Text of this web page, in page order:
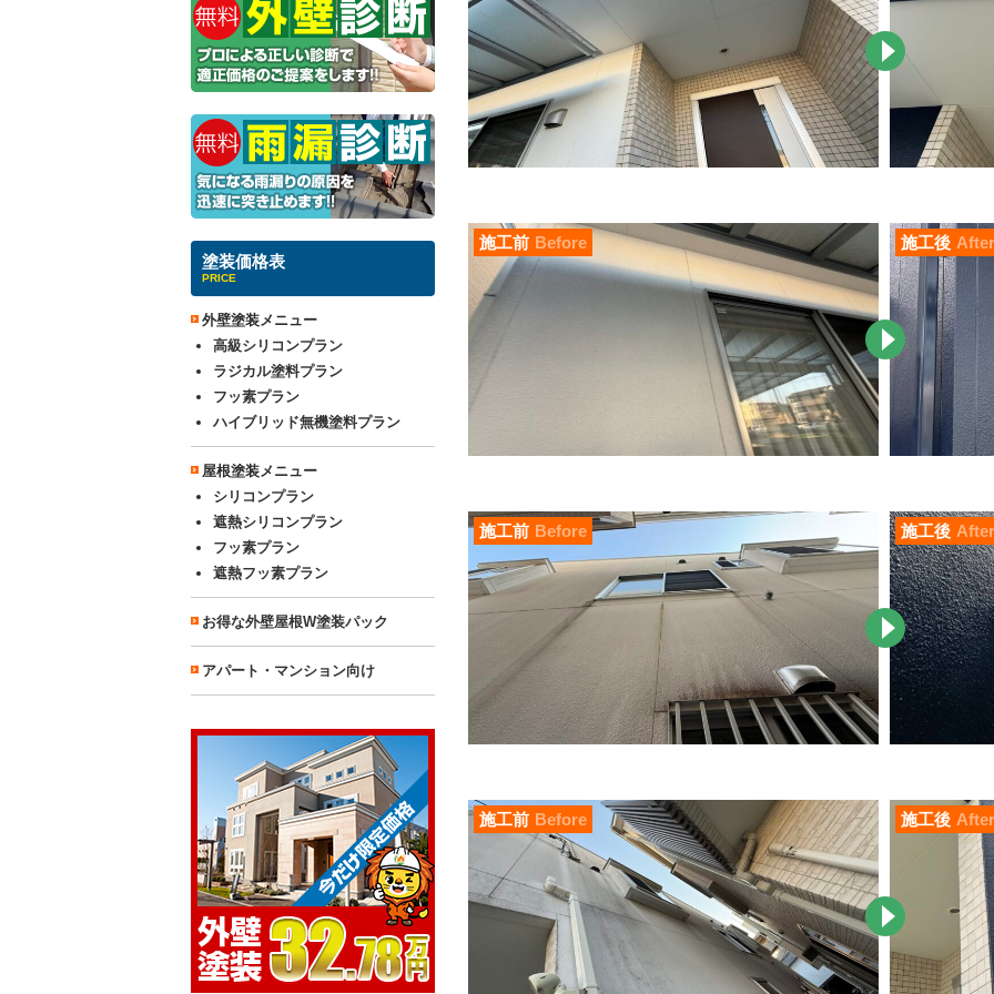
施工前 Before 施工後 After
施工前 Before 施工後 After
施工前 Before 施工後 After
塗装価格表
PRICE
外壁塗装メニュー
高級シリコンプラン
ラジカル塗料プラン
フッ素プラン
ハイブリッド無機塗料プラン
屋根塗装メニュー
シリコンプラン
遮熱シリコンプラン
フッ素プラン
遮熱フッ素プラン
お得な外壁屋根W塗装パック
アパート・マンション向け